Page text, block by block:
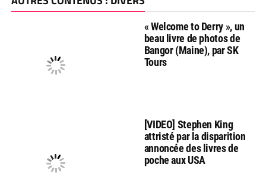
« Welcome to Derry », un
beau livre de photos de
Bangor (Maine), par SK
Tours
[VIDEO] Stephen King
attristé par la disparition
annoncée des livres de
poche aux USA